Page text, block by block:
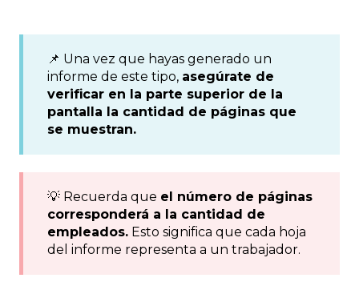
📌 Una vez que hayas generado un
informe de este tipo, asegúrate de
verificar en la parte superior de la
pantalla la cantidad de páginas que
se muestran.
💡 Recuerda que el número de páginas
corresponderá a la cantidad de
empleados. Esto significa que cada hoja
del informe representa a un trabajador.